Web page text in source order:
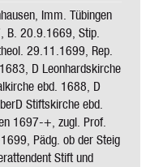
Imm. Tübingen
B. 20.9.1669, Stip.
29.11.1699, Rep.
D Leonhardskirche
ebd. 1688, D
Stiftskirche ebd.
1697-+, zugl. Prof.
Pädg. ob der Steig
Stift und